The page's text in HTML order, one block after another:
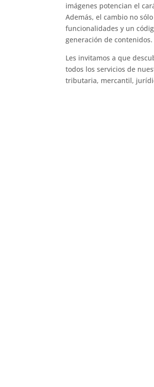
imágenes potencian el
Además, el cambio no
funcionalidades y un
generación de contenidos.
Les invitamos a que
todos los servicios de
tributaria, mercantil,